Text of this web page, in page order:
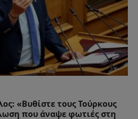
«Βυθίστε τους Τούρκους
που άναψε φωτιές στη